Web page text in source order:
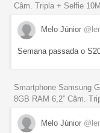
Câm. Tripla + Selfie
Melo Júnior
Semana passada o
Smartphone Samsung
8GB RAM 6,2” Câm.
Melo Júnior